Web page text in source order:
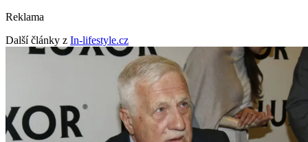
Reklama
Další články z In-lifestyle.cz